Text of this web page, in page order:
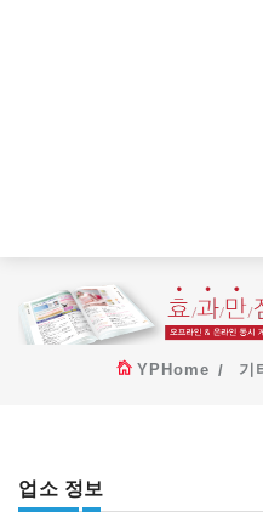
YPHome 기
업소 정보